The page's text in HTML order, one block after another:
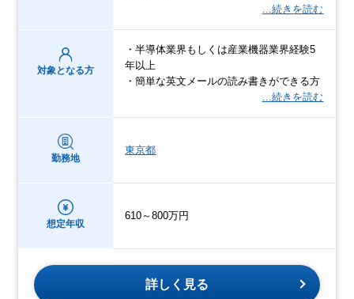
…続きを読む
対象となる方
・半導体業界もしくは産業機器業界経験5
年以上
・簡単な英文メールの読み書きができる方
…続きを読む
勤務地
東京都
想定年収
610～800万円
詳しく見る